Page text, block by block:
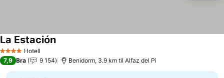
4 StjernerHotell
La EstaciónSe priser
7,9 Bra 9 154 Benidorm, 3.9 km til Alfaz del Pi